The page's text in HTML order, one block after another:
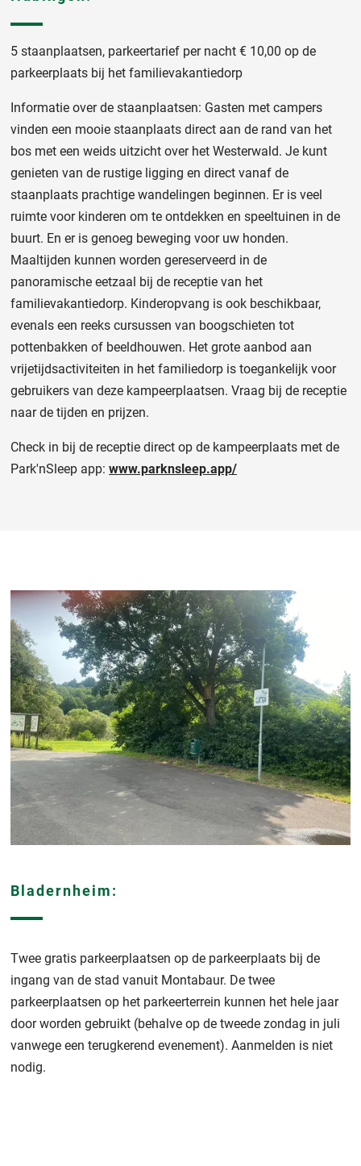
5 staanplaatsen, parkeertarief per nacht € 10,00 op de
parkeerplaats bij het familievakantiedorp
Informatie over de staanplaatsen: Gasten met campers
vinden een mooie staanplaats direct aan de rand van het
bos met een weids uitzicht over het Westerwald. Je kunt
genieten van de rustige ligging en direct vanaf de
staanplaats prachtige wandelingen beginnen. Er is veel
ruimte voor kinderen om te ontdekken en speeltuinen in de
buurt. En er is genoeg beweging voor uw honden.
Maaltijden kunnen worden gereserveerd in de
panoramische eetzaal bij de receptie van het
familievakantiedorp. Kinderopvang is ook beschikbaar,
evenals een reeks cursussen van boogschieten tot
pottenbakken of beeldhouwen. Het grote aanbod aan
vrijetijdsactiviteiten in het familiedorp is toegankelijk voor
gebruikers van deze kampeerplaatsen. Vraag bij de receptie
naar de tijden en prijzen.
Check in bij de receptie direct op de kampeerplaats met de
Park'nSleep app: www.parknsleep.app/
Bladernheim:
Twee gratis parkeerplaatsen op de parkeerplaats bij de
ingang van de stad vanuit Montabaur. De twee
parkeerplaatsen op het parkeerterrein kunnen het hele jaar
door worden gebruikt (behalve op de tweede zondag in juli
vanwege een terugkerend evenement). Aanmelden is niet
nodig.